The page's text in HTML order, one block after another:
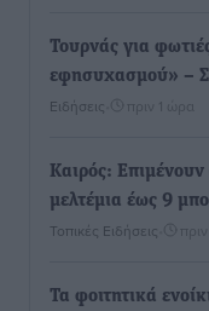
Τουρνάς για
εφησυχασμού» –
Ειδήσεις πριν 1 ώρα
Καιρός:
μελτέμια έως 9
Τοπικές Ειδήσεις
Τα φοιτητικά